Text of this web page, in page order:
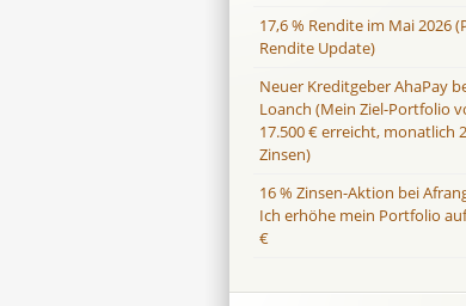
17,6 % Rendite im Mai 2026
Rendite Update)
Neuer Kreditgeber AhaPay
Loanch (Mein Ziel-Portfolio
17.500 € erreicht, monatlich
Zinsen)
16 % Zinsen-Aktion bei
Ich erhöhe mein Portfolio
€